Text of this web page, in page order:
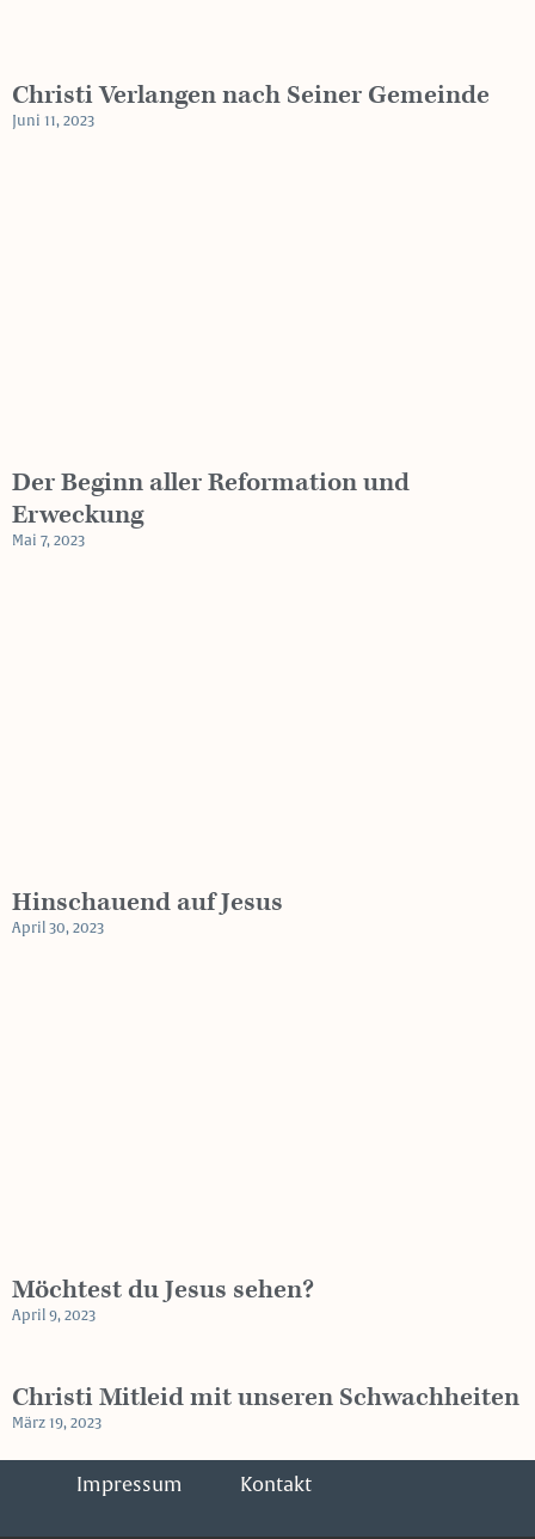
Christi Verlangen nach Seiner Gemeinde
Juni 11, 2023
Der Beginn aller Reformation und
Erweckung
Mai 7, 2023
Hinschauend auf Jesus
April 30, 2023
Möchtest du Jesus sehen?
April 9, 2023
Christi Mitleid mit unseren Schwachheiten
März 19, 2023
Impressum Kontakt